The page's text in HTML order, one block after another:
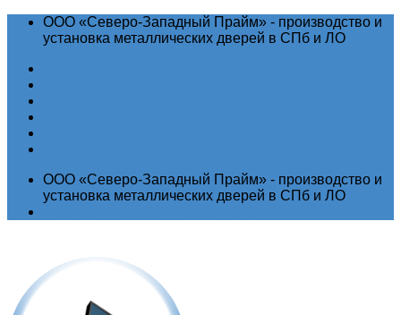
ООО «Северо-Западный Прайм» - производство и
установка металлических дверей в СПб и ЛО
ООО «Северо-Западный Прайм» - производство и
установка металлических дверей в СПб и ЛО